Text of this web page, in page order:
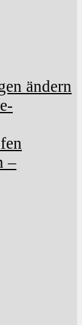
ändern
–